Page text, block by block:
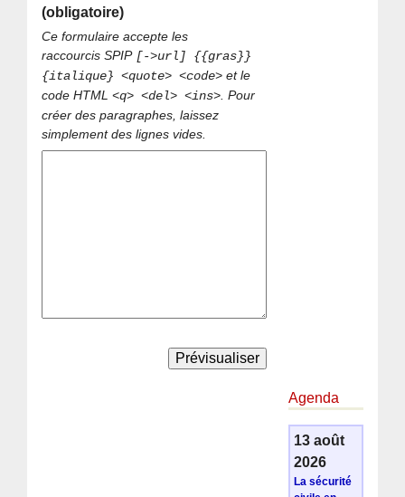
(obligatoire)
Ce formulaire accepte les
raccourcis SPIP [->url] {{gras}}
{italique} <quote> <code> et le
code HTML<q> <del> <ins>. Pour
créer des paragraphes, laissez
simplement des lignes vides.
Agenda
13 août
2026
La sécurité